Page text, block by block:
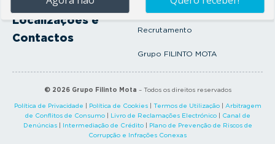
Onde Estamos
Localizações e
Contactos
Artigos e Notícias
Recrutamento
Grupo FILINTO MOTA
© 2026Grupo Filinto Mota – Todos os direitos reservados
Política de Privacidade Política de Cookies| Termos de Utilização|
Arbitragem
de Conflitos de Consumo| Livro de Reclamações Electrónico|
Canal de
Denúncias| Intermediação de Crédito|
Plano de Prevenção de Riscos de
Corrupção e Infrações Conexas